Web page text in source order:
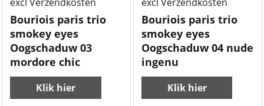
Bouriois paris trio
smokey eyes
Oogschaduw 03
mordore chic
Klik hier
Bouriois paris trio
smokey eyes
Oogschaduw 04 nude
ingenu
Klik hier